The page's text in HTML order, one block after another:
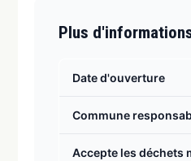
Plus
Date d'ouverture
Commune
Accepte les déchets